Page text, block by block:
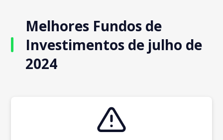
Melhores Fundos de
Investimentos de julho de
2024